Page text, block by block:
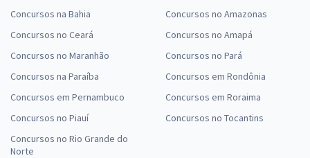
Concursos na Bahia
Concursos no Ceará
Concursos no Maranhão
Concursos na Paraíba
Concursos em Pernambuco
Concursos no Piauí
Concursos no Rio Grande do
Norte
Concursos no Amazonas
Concursos no Amapá
Concursos no Pará
Concursos em Rondônia
Concursos em Roraima
Concursos no Tocantins